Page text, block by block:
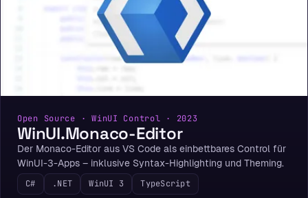
Open Source · WinUI Control · 2023
WinUI.Monaco-Editor
Der Monaco-Editor aus VS Code als einbettbares Control für
WinUI-3-Apps – inklusive Syntax-Highlighting und Theming.
C#
.NET WinUI 3 TypeScript